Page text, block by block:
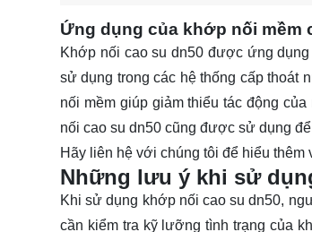
Ứng dụng của khớp nối mềm
Khớp nối cao su dn50 được ứng
sử dụng trong các hệ thống cấp thoát
nối mềm giúp giảm thiểu tác động
nối cao su dn50 cũng được sử dụng
Hãy liên hệ với chúng tôi để hiểu thêm
Những lưu ý khi sử
Khi sử dụng khớp nối cao su dn50,
cần kiểm tra kỹ lưỡng tình trạng của